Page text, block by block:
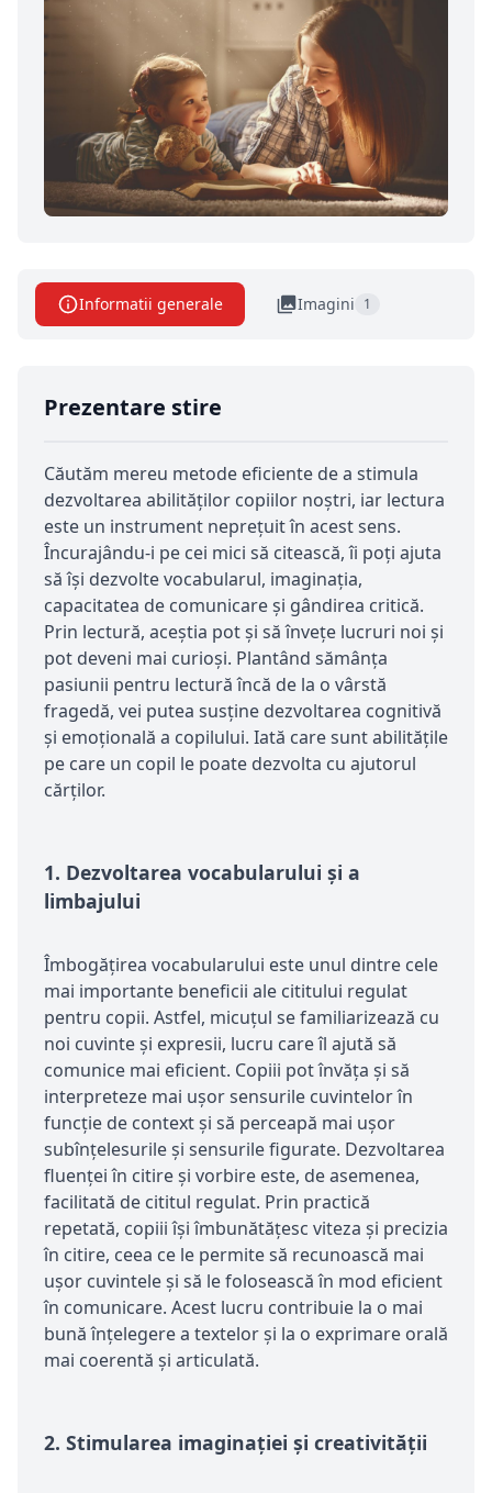
Informatii generale Imagini 1
Prezentare stire
Căutăm mereu metode eficiente de a stimula
dezvoltarea abilităților copiilor noștri, iar lectura
este un instrument neprețuit în acest sens.
Încurajându-i pe cei mici să citească, îi poți ajuta
să își dezvolte vocabularul, imaginația,
capacitatea de comunicare și gândirea critică.
Prin lectură, aceștia pot și să învețe lucruri noi și
pot deveni mai curioși. Plantând sămânța
pasiunii pentru lectură încă de la o vârstă
fragedă, vei putea susține dezvoltarea cognitivă
și emoțională a copilului. Iată care sunt abilitățile
pe care un copil le poate dezvolta cu ajutorul
cărților.
1. Dezvoltarea vocabularului și a
limbajului
Îmbogățirea vocabularului este unul dintre cele
mai importante beneficii ale cititului regulat
pentru copii. Astfel, micuțul se familiarizează cu
noi cuvinte și expresii, lucru care îl ajută să
comunice mai eficient. Copiii pot învăța și să
interpreteze mai ușor sensurile cuvintelor în
funcție de context și să perceapă mai ușor
subînțelesurile și sensurile figurate. Dezvoltarea
fluenței în citire și vorbire este, de asemenea,
facilitată de cititul regulat. Prin practică
repetată, copiii își îmbunătățesc viteza și precizia
în citire, ceea ce le permite să recunoască mai
ușor cuvintele și să le folosească în mod eficient
în comunicare. Acest lucru contribuie la o mai
bună înțelegere a textelor și la o exprimare orală
mai coerentă și articulată.
2. Stimularea imaginației și creativității